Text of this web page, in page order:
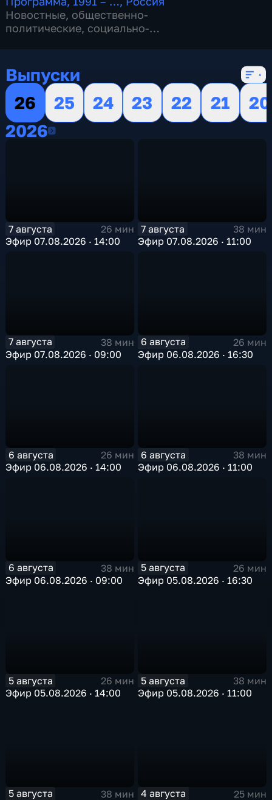
Новостные, общественно-
политические, социально-
Выпуски
26
25 24 23 22 21
20
20262026
7 августа
26 мин
Эфир 07.08.2026 · 14:00
7 августа
38 мин
Эфир 07.08.2026 · 11:00
7 августа
38 мин
Эфир 07.08.2026 · 09:00
6 августа
26 мин
Эфир 06.08.2026 · 16:30
6 августа
26 мин
Эфир 06.08.2026 · 14:00
6 августа
38 мин
Эфир 06.08.2026 · 11:00
6 августа
38 мин
Эфир 06.08.2026 · 09:00
5 августа
26 мин
Эфир 05.08.2026 · 16:30
5 августа
26 мин
Эфир 05.08.2026 · 14:00
5 августа
38 мин
Эфир 05.08.2026 · 11:00
5 августа
38 мин
4 августа
25 мин